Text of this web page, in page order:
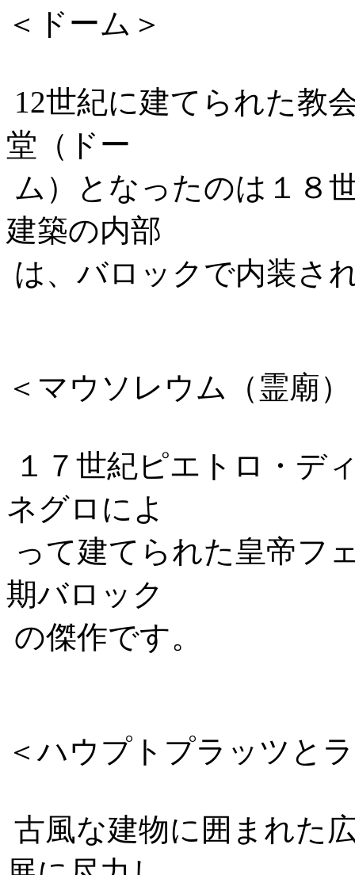
＜ドーム＞
12世紀に建てられた教
堂（ドー
ム）となったのは１８
建築の内部
は、バロックで内装さ
＜マウソレウム（霊廟
１７世紀ピエトロ・デ
ネグロによ
って建てられた皇帝フ
期バロック
の傑作です。
＜ハウプトプラッツと
古風な建物に囲まれた